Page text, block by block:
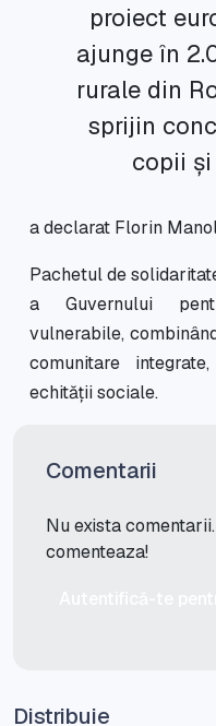
proiect
ajunge în
rurale din
sprijin
copii
a declarat Florin
Pachetul de
a Guvernului
vulnerabile,
comunitare
echității sociale.
Comentarii
Nu exista
comenteaza!
Distribuie